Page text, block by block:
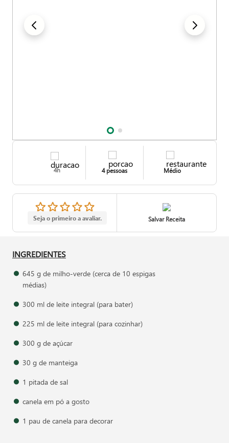
4h 4 pessoas Médio
Seja o primeiro a avaliar. Salvar Receita
INGREDIENTES
645 g de milho-verde (cerca de 10 espigas
médias)
300 ml de leite integral (para bater)
225 ml de leite integral (para cozinhar)
300 g de açúcar
30 g de manteiga
1 pitada de sal
canela em pó a gosto
1 pau de canela para decorar